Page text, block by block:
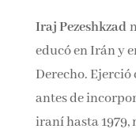
Asadollah Mirza,
aliado del joven
Iraj Pezeshkzad
educó en Irán y